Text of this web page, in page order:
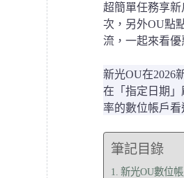
超簡單任務享
次，另外OU點
流，一起來看優
新光OU在2026
在「指定日期
率的數位帳戶
筆記目錄
新光OU數位